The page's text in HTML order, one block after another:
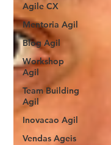
Agile CX
Mentoria Agil
Blog Agil
Workshop
Agil
Team Building
Agil
Inovacao Agil
Vendas Ageis